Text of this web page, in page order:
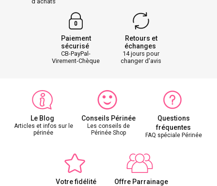
Paiement
sécurisé
CB-PayPal-
Virement-Chèque
Retours et
échanges
14 jours pour
changer d'avis
Le Blog
Articles et infos sur le
périnée
Conseils Périnée
Les conseils de
Périnée Shop
Questions
fréquentes
FAQ spéciale Périnée
Votre fidélité
Offre Parrainage